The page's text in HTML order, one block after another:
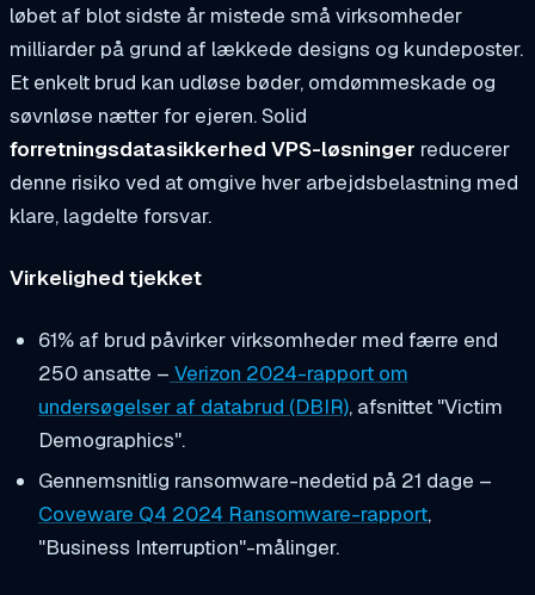
løbet af blot sidste år mistede små virksomheder
milliarder på grund af lækkede designs og kundeposter.
Et enkelt brud kan udløse bøder, omdømmeskade og
søvnløse nætter for ejeren. Solid
forretningsdatasikkerhed VPS-løsninger reducerer
denne risiko ved at omgive hver arbejdsbelastning med
klare, lagdelte forsvar.
Virkelighed tjekket
61% af brud påvirker virksomheder med færre end
250 ansatte – Verizon 2024-rapport om
undersøgelser af databrud (DBIR), afsnittet "Victim
Demographics".
Gennemsnitlig ransomware-nedetid på 21 dage –
Coveware Q4 2024 Ransomware-rapport,
"Business Interruption"-målinger.